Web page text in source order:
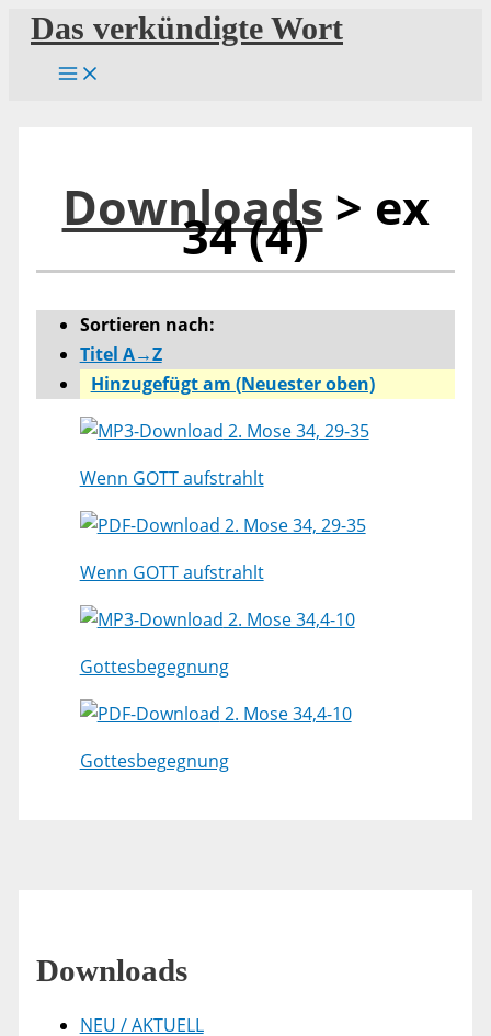
Zum
Inhalt
springen
Das verkündigte Wort
Downloads > ex
34 (4)
Sortieren nach:
Titel A→Z
Hinzugefügt am (Neuester oben)
2. Mose 34, 29-35
Wenn GOTT aufstrahlt
2. Mose 34, 29-35
Wenn GOTT aufstrahlt
2. Mose 34,4-10
Gottesbegegnung
2. Mose 34,4-10
Gottesbegegnung
Downloads
NEU / AKTUELL